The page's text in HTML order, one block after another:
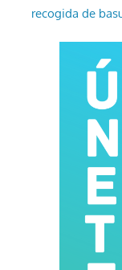
recogida de